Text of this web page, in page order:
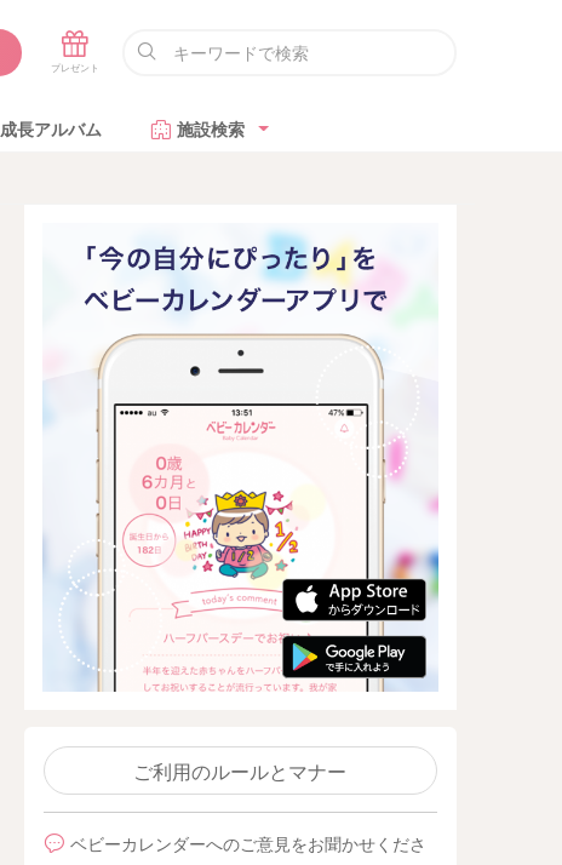
成長アルバム 施設検索
ご利用のルールとマナー
ベビーカレンダーへのご意見をお聞かせくださ